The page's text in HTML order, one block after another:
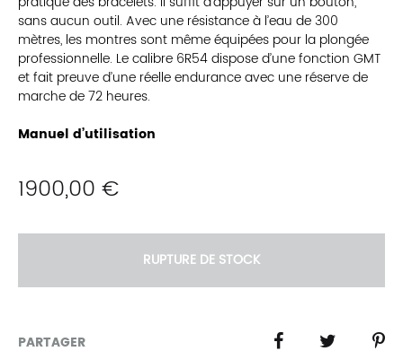
sans aucun outil. Avec une résistance à l’eau de 300
mètres, les montres sont même équipées pour la plongée
professionnelle. Le calibre 6R54 dispose d’une fonction GMT
et fait preuve d’une réelle endurance avec une réserve de
marche de 72 heures.
Manuel d’utilisation
1900,00 €
RUPTURE DE STOCK
PARTAGER